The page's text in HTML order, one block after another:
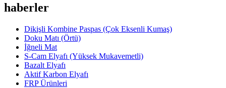
haberler
Dikişli Kombine Paspas (Çok Eksenli Kumaş)
Doku Matı (Örtü)
İğneli Mat
S-Cam Elyafı (Yüksek Mukavemetli)
Bazalt Elyafı
Aktif Karbon Elyafı
FRP Ürünleri